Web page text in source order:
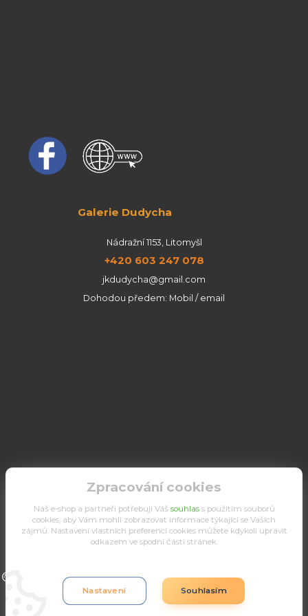
Galerie Dudycha
Nádražní 1153, Litomyšl
+420 603 247 078
jkdudycha@gmail.com
Dohodou předem: Mobil / email
Upravit sběr cookies.
Zpracování cookies
Náš e-shop a partneři potřebují Váš souhlass použitím souborů
cookies, aby Vám mohli zobrazovat informace týkající se Vašich
zájmů. Nastavení vlastních preferencí cookies můžete kdykoli upravit
odkazem ve spodní části stránek.
Nastavení Souhlasím